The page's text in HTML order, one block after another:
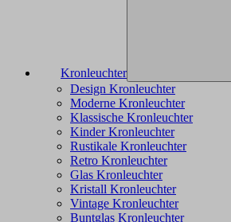
Kronleuchter
Design Kronleuchter
Moderne Kronleuchter
Klassische Kronleuchter
Kinder Kronleuchter
Rustikale Kronleuchter
Retro Kronleuchter
Glas Kronleuchter
Kristall Kronleuchter
Vintage Kronleuchter
Buntglas Kronleuchter